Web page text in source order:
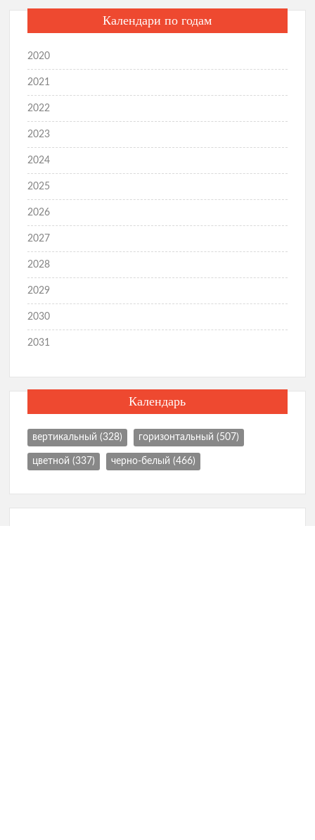
Календари по годам
2020
2021
2022
2023
2024
2025
2026
2027
2028
2029
2030
2031
Календарь
вертикальный (328) горизонтальный (507)
цветной (337) черно-белый (466)